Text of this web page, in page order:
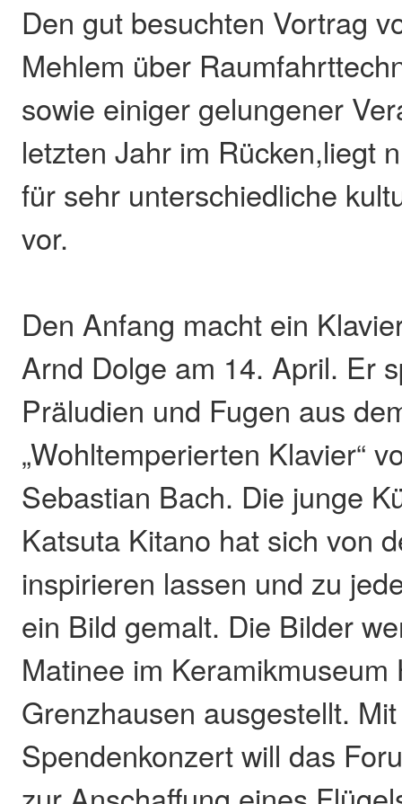
Den gut besuchten Vortrag
Mehlem über
sowie einiger gelungener
letzten Jahr im Rücken,liegt
für sehr unterschiedliche
vor.
Den Anfang macht ein
Arnd Dolge am 14. April. Er
Präludien und Fugen aus
„Wohltemperierten Klavier“
Sebastian Bach. Die junge
Katsuta Kitano hat sich von
inspirieren lassen und zu
ein Bild gemalt. Die Bilder
Matinee im Keramikmuseum
Grenzhausen ausgestellt.
Spendenkonzert will das